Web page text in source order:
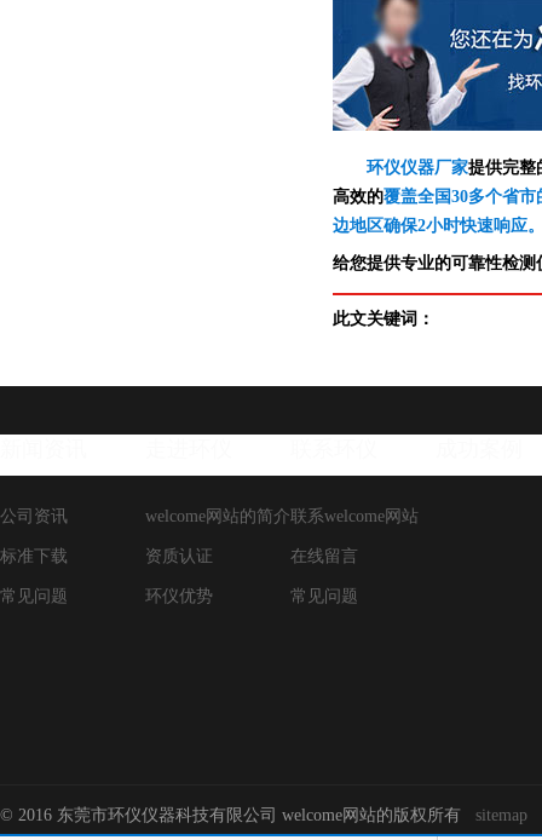
环仪仪器厂家提供完整
高效的覆盖全国30多个省
边地区确保2小时快速响应
给您提供专业的可靠性检测
此文关键词：
公司资讯
标准下载
常见问题
welcome网站的简介
资质认证
环仪优势
联系welcome网站
在线留言
常见问题
© 2016 东莞市环仪仪器科技有限公司 welcome网站的版权所有 sitemap